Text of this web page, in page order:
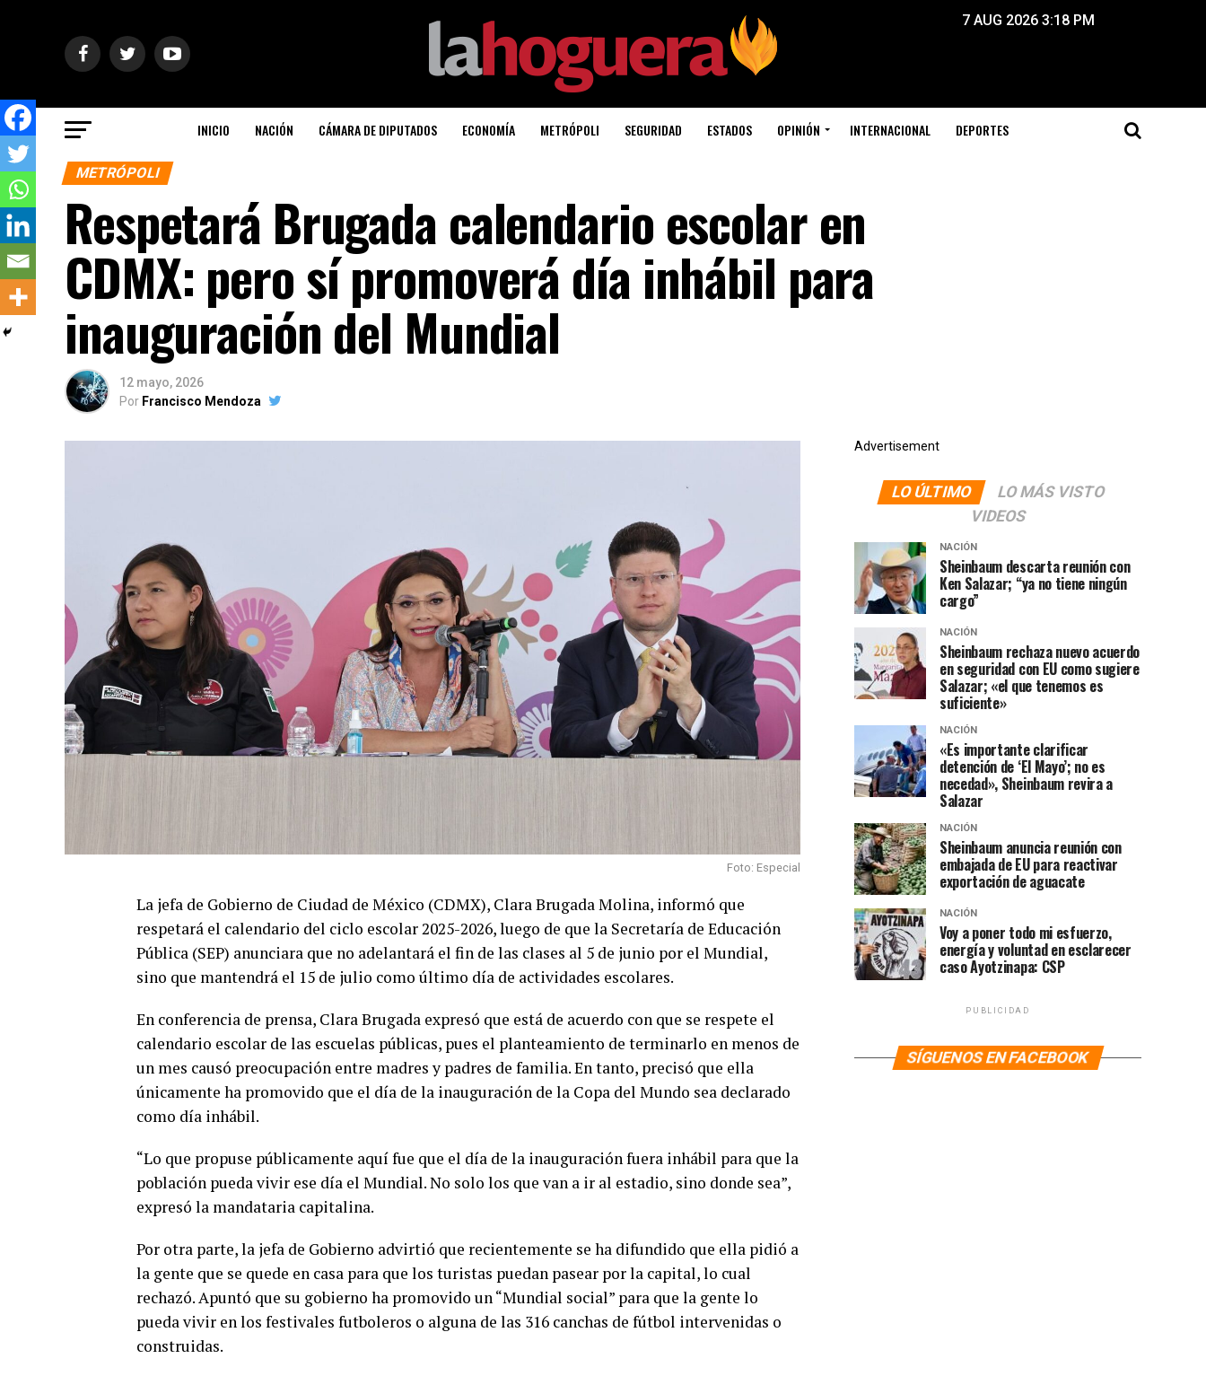
7 AUG 2026 3:18 PM
INICIO NACIÓN CÁMARA DE DIPUTADOS ECONOMÍA METRÓPOLI SEGURIDAD ESTADOS OPINIÓN INTERNACIONAL DEPORTES
METRÓPOLI
Respetará Brugada calendario escolar en
CDMX: pero sí promoverá día inhábil para
inauguración del Mundial
12 mayo, 2026
Por Francisco Mendoza
Foto: Especial
La jefa de Gobierno de Ciudad de México (CDMX), Clara Brugada Molina, informó que
respetará el calendario del ciclo escolar 2025-2026, luego de que la Secretaría de Educación
Pública (SEP) anunciara que no adelantará el fin de las clases al 5 de junio por el Mundial,
sino que mantendrá el 15 de julio como último día de actividades escolares.
En conferencia de prensa, Clara Brugada expresó que está de acuerdo con que se respete el
calendario escolar de las escuelas públicas, pues el planteamiento de terminarlo en menos de
un mes causó preocupación entre madres y padres de familia. En tanto, precisó que ella
únicamente ha promovido que el día de la inauguración de la Copa del Mundo sea declarado
como día inhábil.
“Lo que propuse públicamente aquí fue que el día de la inauguración fuera inhábil para que la
población pueda vivir ese día el Mundial. No solo los que van a ir al estadio, sino donde sea”,
expresó la mandataria capitalina.
Por otra parte, la jefa de Gobierno advirtió que recientemente se ha difundido que ella pidió a
la gente que se quede en casa para que los turistas puedan pasear por la capital, lo cual
rechazó. Apuntó que su gobierno ha promovido un “Mundial social” para que la gente lo
pueda vivir en los festivales futboleros o alguna de las 316 canchas de fútbol intervenidas o
construidas.
Advertisement
LO ÚLTIMO
LO MÁS VISTO
VIDEOS
NACIÓN
Sheinbaum descarta reunión con
Ken Salazar; “ya no tiene ningún
cargo”
NACIÓN
Sheinbaum rechaza nuevo acuerdo
en seguridad con EU como sugiere
Salazar; «el que tenemos es
suficiente»
NACIÓN
«Es importante clarificar
detención de ‘El Mayo’; no es
necedad», Sheinbaum revira a
Salazar
NACIÓN
Sheinbaum anuncia reunión con
embajada de EU para reactivar
exportación de aguacate
NACIÓN
Voy a poner todo mi esfuerzo,
energía y voluntad en esclarecer
caso Ayotzinapa: CSP
PUBLICIDAD
SÍGUENOS EN FACEBOOK